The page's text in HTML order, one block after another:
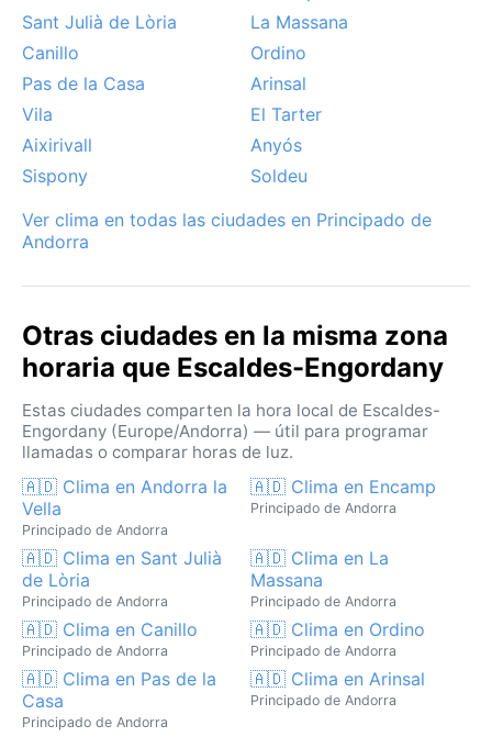
forma en los valles durante el otoño, dando un aire
puede ser intenso, pero la nieve es el gran atractivo
para los deportes de esquí. No hay monzones ni
huracanes; el clima es predecible, con heladas
frecuentes entre noviembre y marzo. Una visita en
cualquier estación regala la serenidad de los Pirineos.
Sant Julià de Lòria
La Massana
Canillo
Ordino
Pas de la Casa
Arinsal
Vila
El Tarter
Aixirivall
Anyós
Sispony
Soldeu
Ver clima en todas las ciudades en Principado de
Andorra
Otras ciudades en la misma zona
horaria que Escaldes-Engordany
Estas ciudades comparten la hora local de Escaldes-
Engordany (Europe/Andorra) — útil para programar
llamadas o comparar horas de luz.
🇦🇩 Clima en Andorra la
Vella
Principado de Andorra
🇦🇩 Clima en Encamp
Principado de Andorra
🇦🇩 Clima en Sant Julià
de Lòria
Principado de Andorra
🇦🇩 Clima en La
Massana
Principado de Andorra
🇦🇩 Clima en Canillo
Principado de Andorra
🇦🇩 Clima en Ordino
Principado de Andorra
🇦🇩 Clima en Pas de la
Casa
Principado de Andorra
🇦🇩 Clima en Arinsal
Principado de Andorra